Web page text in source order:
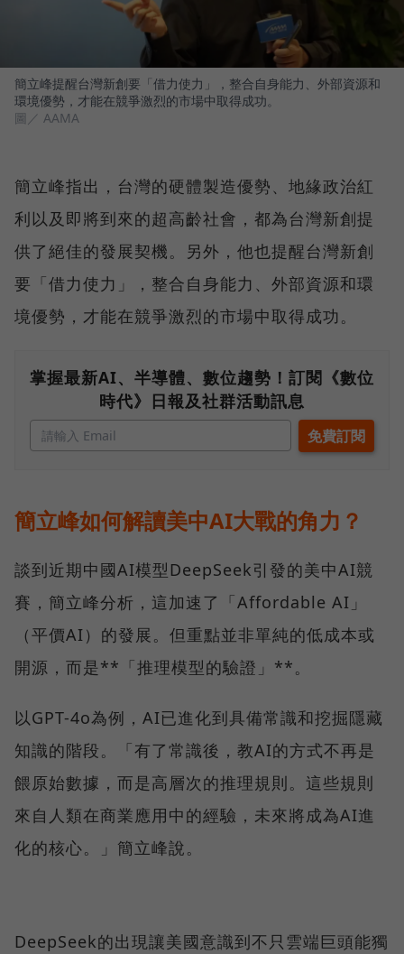
簡立峰提醒台灣新創要「借力使力」，整合自身能力、外部資源和
環境優勢，才能在競爭激烈的市場中取得成功。
圖／ AAMA
簡立峰指出，台灣的硬體製造優勢、地緣政治紅
利以及即將到來的超高齡社會，都為台灣新創提
供了絕佳的發展契機。另外，他也提醒台灣新創
要「借力使力」，整合自身能力、外部資源和環
境優勢，才能在競爭激烈的市場中取得成功。
掌握最新AI、半導體、數位趨勢！訂閱《數位
時代》日報及社群活動訊息
簡立峰如何解讀美中AI大戰的角力？
談到近期中國AI模型DeepSeek引發的美中AI競
賽，簡立峰分析，這加速了「Affordable AI」
（平價AI）的發展。但重點並非單純的低成本或
開源，而是**「推理模型的驗證」**。
以GPT-4o為例，AI已進化到具備常識和挖掘隱藏
知識的階段。「有了常識後，教AI的方式不再是
餵原始數據，而是高層次的推理規則。這些規則
來自人類在商業應用中的經驗，未來將成為AI進
化的核心。」簡立峰說。
DeepSeek的出現讓美國意識到不只雲端巨頭能獨